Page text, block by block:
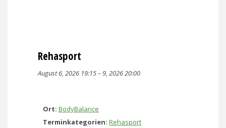
Rehasport
August 6, 2026 19:15–9, 2026 20:00
Ort: BodyBalance
Terminkategorien: Rehasport